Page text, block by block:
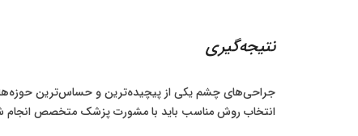
نتیجه‌گیری
جراحی‌های چشم یکی از پیچیده‌ترین و حساس‌ترین
انتخاب روش مناسب باید با مشورت پزشک متخصص انجام